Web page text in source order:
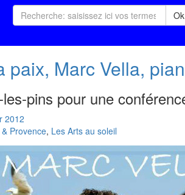
Ok
paix, Marc Vella,
pins pour une
2012
Provence, Les Arts au soleil